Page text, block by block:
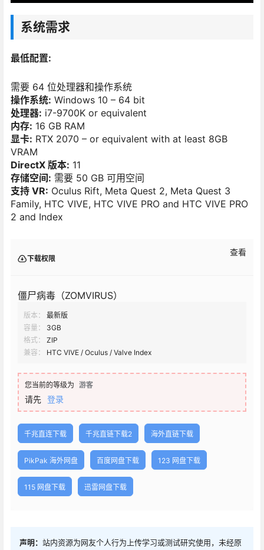
系统需求
最低配置:
需要 64 位处理器和操作系统
操作系统: Windows 10 – 64 bit
处理器: i7-9700K or equivalent
内存: 16 GB RAM
显卡: RTX 2070 – or equivalent with at least 8GB
VRAM
DirectX 版本: 11
存储空间: 需要 50 GB 可用空间
支持 VR: Oculus Rift, Meta Quest 2, Meta Quest 3
Family, HTC VIVE, HTC VIVE PRO and HTC VIVE PRO
2 and Index
下载权限
查看
僵尸病毒（ZOMVIRUS）
版本：
最新版
容量：
3GB
格式：
ZIP
兼容：
HTC VIVE / Oculus / Valve Index
您当前的等级为 游客
请先 登录
千兆直连下载 千兆直链下载2 海外直链下载
PikPak 海外网盘 百度网盘下载 123 网盘下载
115 网盘下载 迅雷网盘下载
声明： 站内资源为网友个人行为上传学习或测试研究使用，未经原